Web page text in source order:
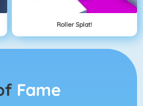
Roller Splat!
Fame